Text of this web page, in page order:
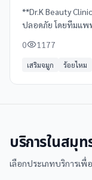
**Dr.K Beauty
ปลอดภัย โดยทีมแพ
ศัลยกรรมเสริมจมูก
0 1177
เสริมจมูก ร้อยไหม
บริการในสมุท
เลือกประเภทบริการเพื่